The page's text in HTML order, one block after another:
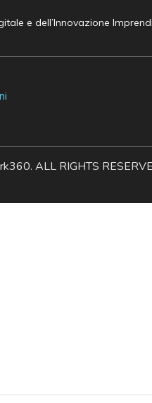
e dell’Innovazione
ALL RIGHTS